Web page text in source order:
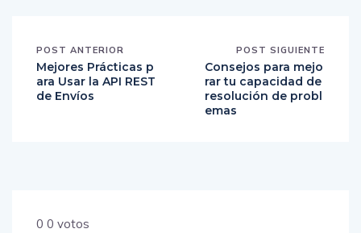
POST ANTERIOR
Mejores Prácticas p
ara Usar la API REST
de Envíos
POST SIGUIENTE
Consejos para mejo
rar tu capacidad de
resolución de probl
emas
0 0 votos